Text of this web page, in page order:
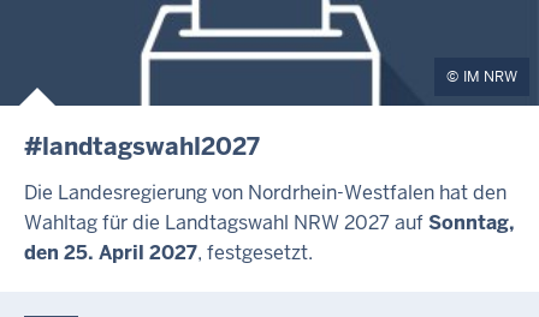
IM NRW
#landtagswahl2027
Die Landesregierung von Nordrhein-Westfalen hat den
Wahltag für die Landtagswahl NRW 2027 aufSonntag,
den 25. April 2027, festgesetzt.